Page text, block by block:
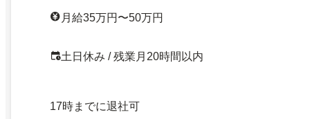
月給35万円〜50万円
土日休み / 残業月20時間以内
17時までに退社可